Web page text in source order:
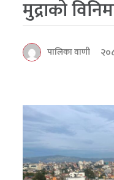
मुद्राको
पालिका वाणी